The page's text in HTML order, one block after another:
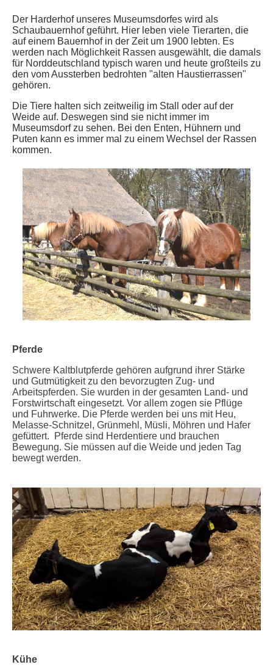
Der Harderhof unseres Museumsdorfes wird als
Schaubauernhof geführt. Hier leben viele Tierarten, die
auf einem Bauernhof in der Zeit um 1900 lebten. Es
werden nach Möglichkeit Rassen ausgewählt, die damals
für Norddeutschland typisch waren und heute großteils zu
den vom Aussterben bedrohten "alten Haustierrassen"
gehören.
Die Tiere halten sich zeitweilig im Stall oder auf der
Weide auf. Deswegen sind sie nicht immer im
Museumsdorf zu sehen. Bei den Enten, Hühnern und
Puten kann es immer mal zu einem Wechsel der Rassen
kommen.
Pferde
Schwere Kaltblutpferde gehören aufgrund ihrer Stärke
und Gutmütigkeit zu den bevorzugten Zug- und
Arbeitspferden. Sie wurden in der gesamten Land- und
Forstwirtschaft eingesetzt. Vor allem zogen sie Pflüge
und Fuhrwerke. Die Pferde werden bei uns mit Heu,
Melasse-Schnitzel, Grünmehl, Müsli, Möhren und Hafer
gefüttert. Pferde sind Herdentiere und brauchen
Bewegung. Sie müssen auf die Weide und jeden Tag
bewegt werden.
Kühe